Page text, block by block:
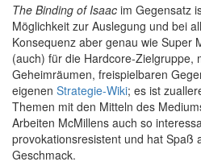
The Binding of Isaac im Gegensatz
Möglichkeit zur Auslegung und bei
Konsequenz aber genau wie Super
(auch) für die Hardcore-Zielgruppe,
Geheimräumen, freispielbaren
eigenen Strategie-Wiki; es ist
Themen mit den Mitteln des
Arbeiten McMillens auch so
provokationsresistent und hat Spaß
Geschmack.